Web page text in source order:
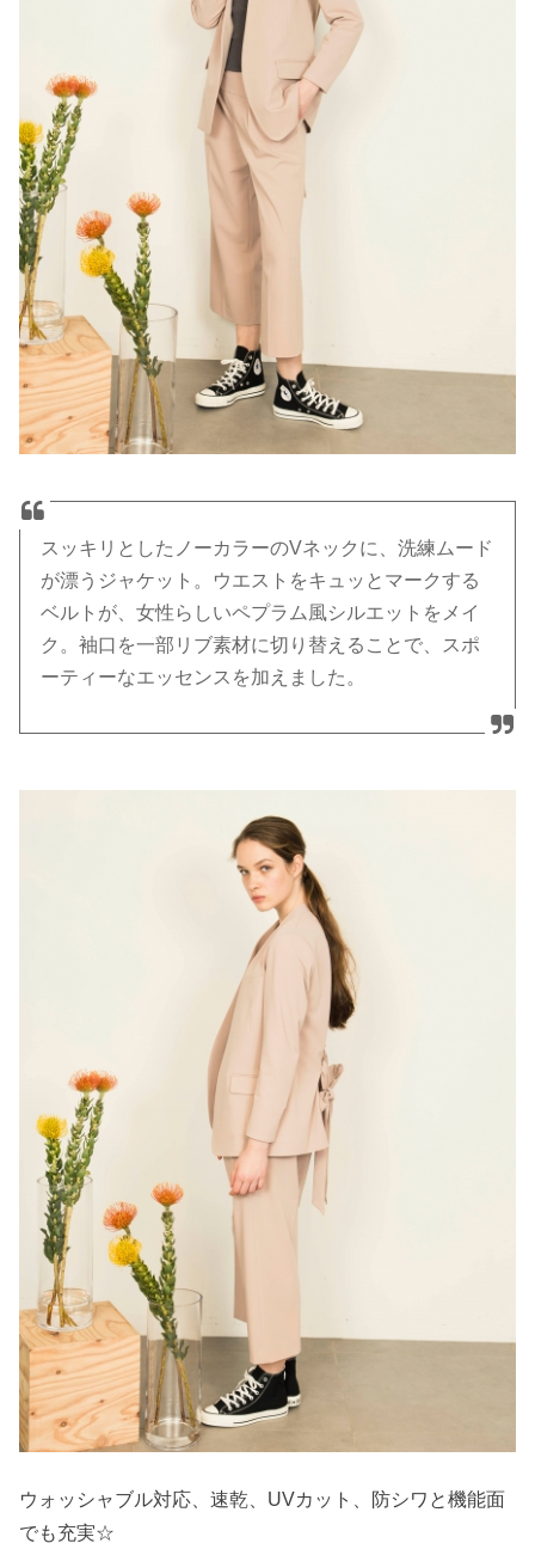
スッキリとしたノーカラーのVネックに、洗練ムード
が漂うジャケット。ウエストをキュッとマークする
ベルトが、女性らしいペプラム風シルエットをメイ
ク。袖口を一部リブ素材に切り替えることで、スポ
ーティーなエッセンスを加えました。
ウォッシャブル対応、速乾、UVカット、防シワと機能面
でも充実☆